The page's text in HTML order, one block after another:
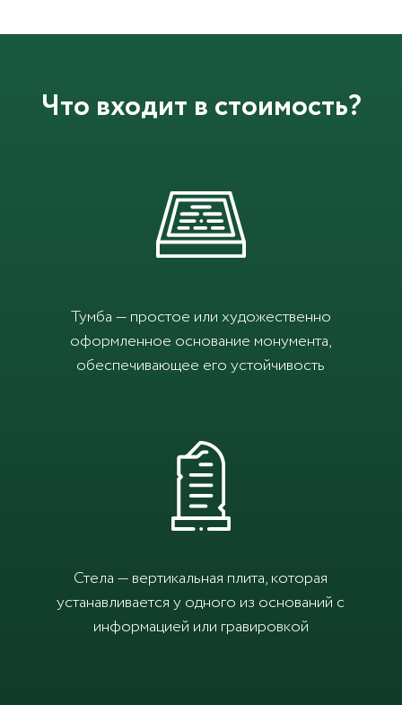
Что входит в стоимость?
Тумба — простое или художественно
оформленное основание монумента,
обеспечивающее его устойчивость
Стела — вертикальная плита, которая
устанавливается у одного из оснований с
информацией или гравировкой